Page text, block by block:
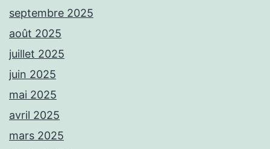
septembre 2025
août 2025
juillet 2025
juin 2025
mai 2025
avril 2025
mars 2025